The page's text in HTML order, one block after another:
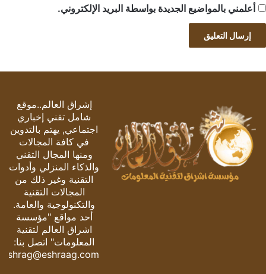
أعلمني بالمواضيع الجديدة بواسطة البريد الإلكتروني.
إشراق العالم..موقع
شامل تقني إخباري
اجتماعي, يهتم بالتدوين
في كافة المجالات
ومنها المجال التقني
والذكاء المنزلي وأدوات
التقنية وغير ذلك من
المجالات التقنية
والتكنولوجية والعامة.
أحد مواقع "مؤسسة
اشراق العالم لتقنية
المعلومات" اتصل بنا:
eshrag@eshraag.com